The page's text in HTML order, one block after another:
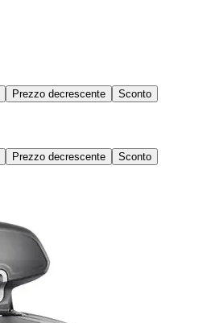
Prezzo decrescente Sconto
Prezzo decrescente Sconto